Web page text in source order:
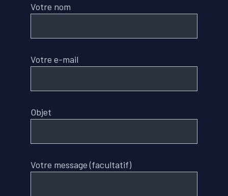
Votre nom
Votre e-mail
Objet
Votre message (facultatif)